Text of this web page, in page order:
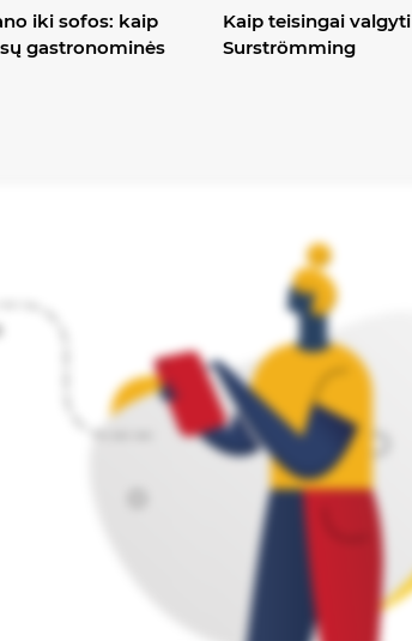
iki sofos: kaip
gastronominės
Kaip teisingai valgyti
Surströmming